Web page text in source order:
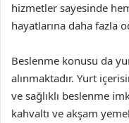
hizmetler sayesinde
hayatlarına daha fazla
Beslenme konusu da
alınmaktadır. Yurt
ve sağlıklı beslenme
kahvaltı ve akşam